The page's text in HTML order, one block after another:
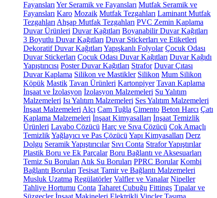
Fayansları Yer Seramik ve Fayansları Mutfak Seramik ve
Fayansları Karo Mozaik Mutfak Tezgahları Laminant Mutfak
Tezgahları Ahşap Mutfak Tezgahları PVC Zemin Kaplama
Duvar Ürünleri Duvar Kağıtları Boyanabilir Duvar Kağıtları
3 Boyutlu Duvar Kağıtları Duvar Stickerları ve Etiketleri
Dekoratif Duvar Kağıtları Yapışkanlı Folyolar Çocuk Odası
Duvar Stickerları Çocuk Odası Duvar Kağıtları Duvar Kağıdı
Yapıştırıcısı Poster Duvar Kağıtları Strafor Duvar Çıtası
Duvar Kaplama Silikon ve Mastikler Silikon Mum Silikon
Köpük Mastik Tavan Ürünleri Kartonpiyer Tavan Kaplama
İnşaat ve İzolasyon İzolasyon Malzemeleri Su Yalıtım
Malzemeleri Isı Yalıtım Malzemeleri Ses Yalıtım Malzemeleri
İnşaat Malzemeleri Alçı Cam Tuğla Çimento Beton Harcı Çatı
Kaplama Malzemeleri İnşaat Kimyasalları İnşaat Temizlik
Ürünleri Lavabo Çözücü Harç ve Sıva Çözücü Çok Amaçlı
TemizlikYağlayıcı ve Pas Çözücü Yapı Kimyasalları Derz
Dolgu Seramik Yapıştırıcılar Sıvı Conta Strafor Yapıştırılar
Plastik Boru ve Ek Parçalar Boru Bağlantı ve Aksesuarları
Temiz Su Boruları Atık Su Boruları PPRC Borular Kombi
Bağlantı Boruları Tesisat Tamir ve Bağlantı Malzemeleri
Musluk Uzatma Regülatörler Valfler ve Vanalar Nipeller
Tahliye Hortumu Conta Taharet Çubuğu Fittings Tıpalar ve
Süzgeçler İnşaat Makineleri Elektrikli Vinçler Taşıma